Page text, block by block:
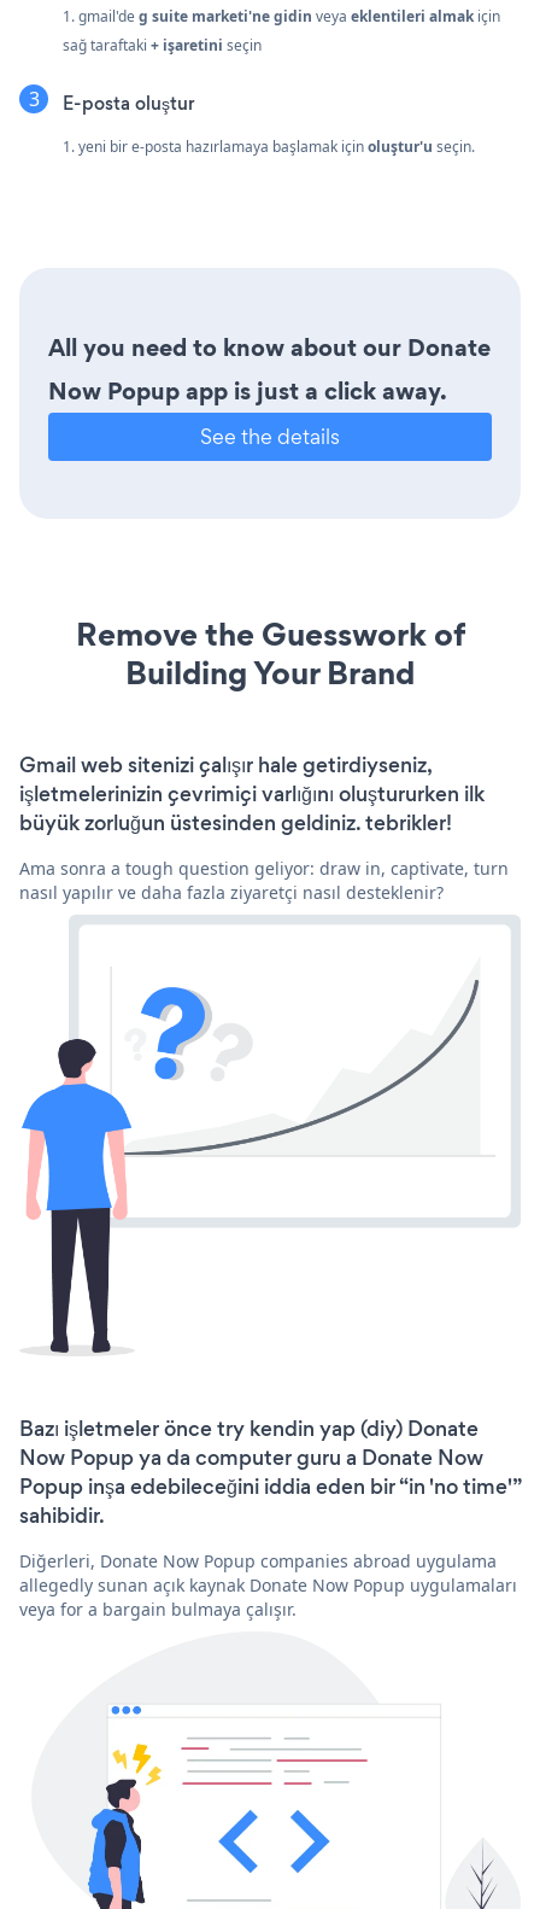
1. gmail'deg suite marketi'ne gidin veya eklentileri almakiçin
sağ taraftaki + işaretini seçin
E-posta oluştur
1. yeni bir e-posta hazırlamaya başlamak içinoluştur'u seçin.
All you need to know about our Donate
Now Popup app is just a click away.
See the details
Remove the Guesswork of
Building Your Brand
Gmail web sitenizi çalışır hale getirdiyseniz,
işletmelerinizin çevrimiçi varlığını oluştururken ilk
büyük zorluğun üstesinden geldiniz. tebrikler!
Ama sonra a tough question geliyor: draw in, captivate, turn
nasıl yapılır ve daha fazla ziyaretçi nasıl desteklenir?
Bazı işletmeler önce try kendin yap (diy) Donate
Now Popup ya da computer guru a Donate Now
Popup inşa edebileceğini iddia eden bir “in 'no time'”
sahibidir.
Diğerleri, Donate Now Popup companies abroad uygulama
allegedly sunan açık kaynak Donate Now Popup uygulamaları
veya for a bargain bulmaya çalışır.